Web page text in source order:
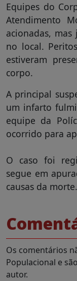
Equipes do
Atendimento
acionadas,
no local.
estiveram
corpo.
A principal
um infarto
equipe da
ocorrido para
O caso foi
segue em
causas da morte.
Os comentários
Populacional e
autor.